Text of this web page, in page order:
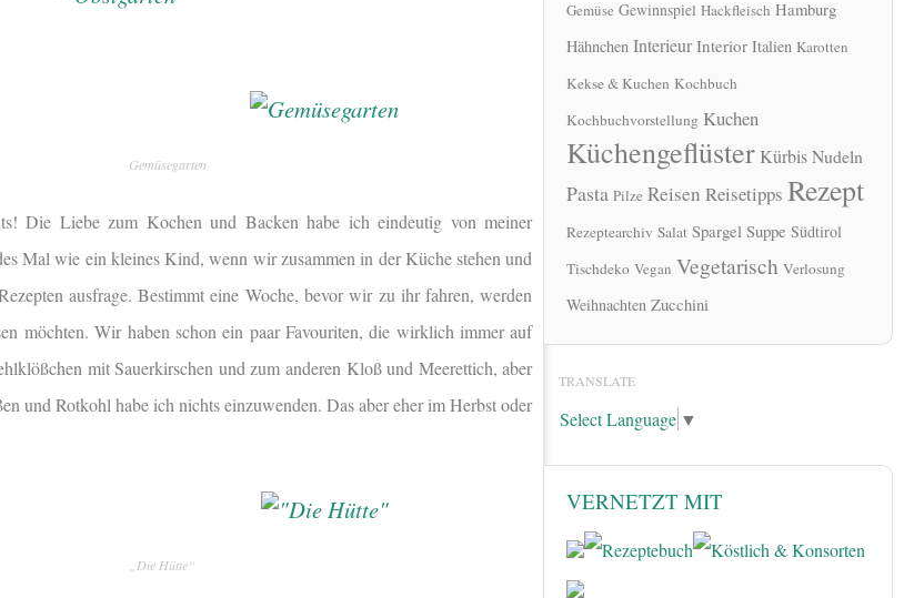
Gemüsegarten
Die Liebe zum Kochen und Backen habe ich eindeutig von meiner
Mal wie ein kleines Kind, wenn wir zusammen in der Küche stehen und
ausfrage. Bestimmt eine Woche, bevor wir zu ihr fahren, werden
möchten. Wir haben schon ein paar Favouriten, die wirklich immer auf
mit Sauerkirschen und zum anderen Kloß und Meerettich, aber
und Rotkohl habe ich nichts einzuwenden. Das aber eher im Herbst oder
„Die Hütte“
Gemüse Gewinnspiel Hackfleisch Hamburg
Hähnchen Interieur Interior Italien Karotten
Kekse & Kuchen Kochbuch
Kochbuchvorstellung Kuchen
Küchengeflüster KürbisNudeln
Pasta Pilze Reisen Reisetipps Rezept
Rezeptearchiv Salat Spargel Suppe Südtirol
Tischdeko Vegan Vegetarisch Verlosung
Weihnachten Zucchini
TRANSLATE
Select Language ▼
VERNETZT MIT